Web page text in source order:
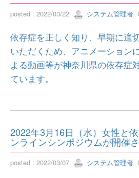
posted : 2022/03/22 システム管理者
依存症を正しく知り、早期に適
いただくため、アニメーション
よる動画等が神奈川県の依存症
ています。
2022年3月16日（水）女性と
ンラインシンポジウムが開催さ
posted : 2022/03/07 システム管理者